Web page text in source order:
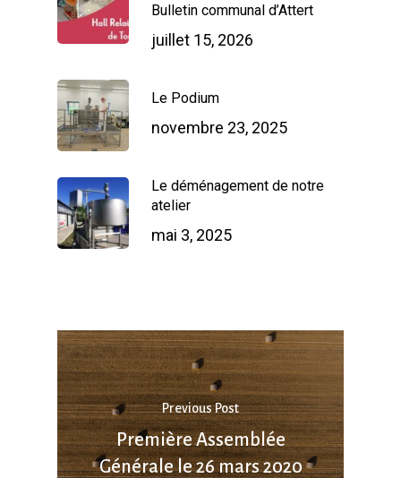
Bulletin communal d’Attert
juillet 15, 2026
Le Podium
novembre 23, 2025
Le déménagement de notre
atelier
mai 3, 2025
Previous Post
Première Assemblée
Générale le 26 mars 2020